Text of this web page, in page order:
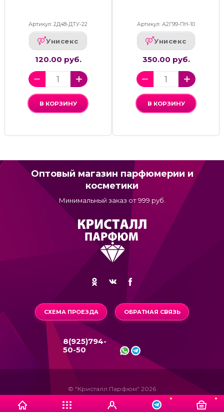
Артикул: 2Д48-ДТУ-22
Унисекс
120.00 руб.
В КОРЗИНУ
Артикул: А2Г99-ПН-10
Унисекс
350.00 руб.
В КОРЗИНУ
Оптовый магазин парфюмерии и
косметики
Минимальный заказ от 999 руб.
СХЕМА ПРОЕЗДА ОБРАТНАЯ СВЯЗЬ
8(925)794-
50-50
© "Кристалл Парфюм" 2026